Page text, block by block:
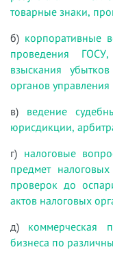
товарные знаки,
б) корпоративные
проведения
взыскания
органов
в) ведение
юрисдикции,
г) налоговые
предмет
проверок до
актов налоговых
д) коммерческая
бизнеса по